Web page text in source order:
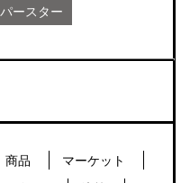
ースター
商品
マーケット